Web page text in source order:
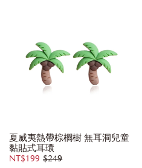
夏威夷熱帶棕櫚樹 無耳洞兒童
黏貼式耳環
NT$199 $249